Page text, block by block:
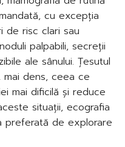
cu excepția
de risc clari sau
palpabili, secreții
ale sânului. Țesutul
mai dens, ceea ce
mai dificilă și reduce
situații, ecografia
preferată de explorare